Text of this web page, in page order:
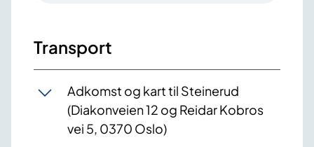
Transport
Adkomst og kart til Steinerud
(Diakonveien 12 og Reidar Kobros
vei 5, 0370 Oslo)